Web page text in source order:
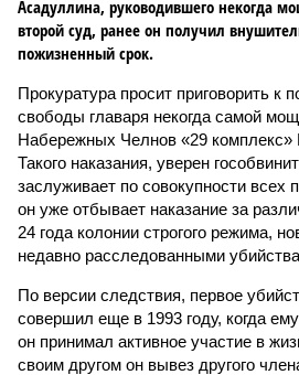
Асадуллина, руководившего некогда
второй суд, ранее он получил
пожизненный срок.
Прокуратура просит приговорить к
свободы главаря некогда самой
Набережных Челнов «29 комплекс»
Такого наказания, уверен
заслуживает по совокупности всех
он уже отбывает наказание за
24 года колонии строгого режима,
недавно расследованными
По версии следствия, первое
совершил еще в 1993 году, когда
он принимал активное участие в
своим другом он вывез другого